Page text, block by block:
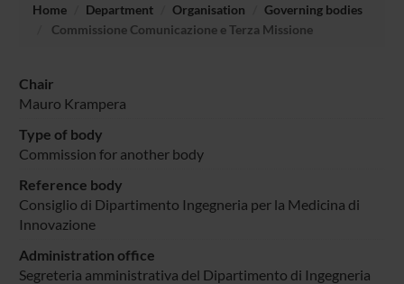
Home Department Organisation
Governing bodies
Commissione Comunicazione e Terza Missione
Chair
Mauro Krampera
Type of body
Commission for another body
Reference body
Consiglio di Dipartimento Ingegneria per la Medicina di
Innovazione
Administration office
Segreteria amministrativa del Dipartimento di Ingegneria